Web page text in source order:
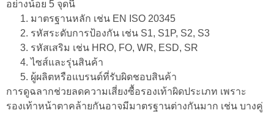
อย่างน้อย 5 จุดนี้
มาตรฐานหลัก เช่น EN ISO 20345
รหัสระดับการป้องกัน เช่น S1, S1P, S2, S3
รหัสเสริม เช่น HRO, FO, WR, ESD, SR
ไซส์และรุ่นสินค้า
ผู้ผลิตหรือแบรนด์ที่รับผิดชอบสินค้า
การดูฉลากช่วยลดความเสี่ยงซื้อรองเท้าผิดประเภท เพราะ
รองเท้าหน้าตาคล้ายกันอาจมีมาตรฐานต่างกันมาก เช่น บางคู่